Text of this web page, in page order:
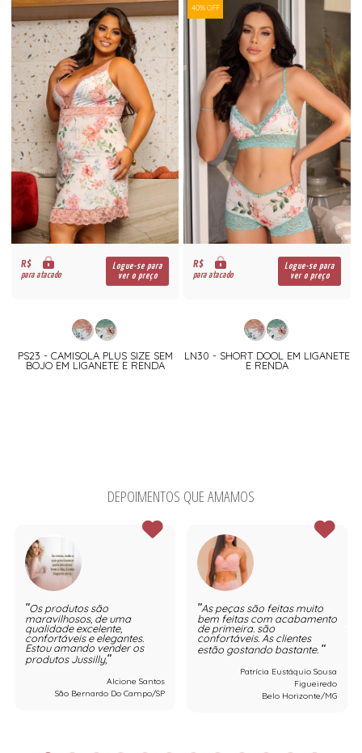
R$
para atacado
Logue-se para
ver o preço
PS23 - CAMISOLA PLUS SIZE SEM
BOJO EM LIGANETE E RENDA
40% OFF
R$
para atacado
Logue-se para
ver o preço
LN30 - SHORT DOOL EM LIGANETE
E RENDA
DEPOIMENTOS QUE AMAMOS
Os produtos são
maravilhosos, de uma
qualidade excelente,
confortáveis e elegantes.
Estou amando vender os
produtos Jussilly,
Alcione Santos
São Bernardo Do Campo/SP
As peças são feitas muito
bem feitas com acabamento
de primeira. são
confortáveis. As clientes
estão gostando bastante.
Patrícia Eustáquio Sousa
Figueiredo
Belo Horizonte/MG